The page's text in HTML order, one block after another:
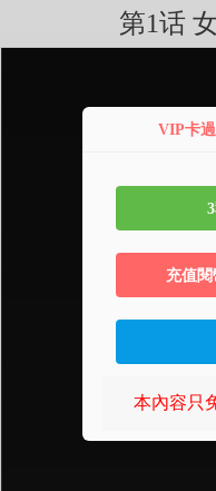
第1话
VIP卡
充值
本內容只